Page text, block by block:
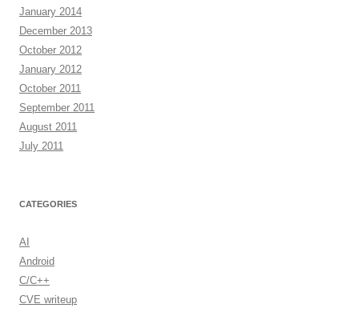
January 2014
December 2013
October 2012
January 2012
October 2011
September 2011
August 2011
July 2011
CATEGORIES
AI
Android
C/C++
CVE writeup